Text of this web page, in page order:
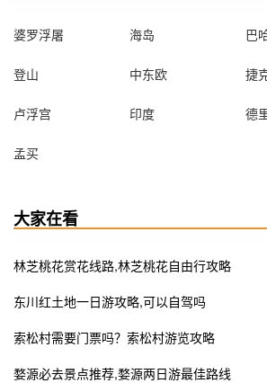
婆罗浮屠 海岛 巴
登山 中东欧 捷
卢浮宫 印度 德
孟买
大家在看
林芝桃花赏花线路,林芝桃花自由行攻略
东川红土地一日游攻略,可以自驾吗
索松村需要门票吗？索松村游览攻略
婺源必去景点推荐,婺源两日游最佳路线